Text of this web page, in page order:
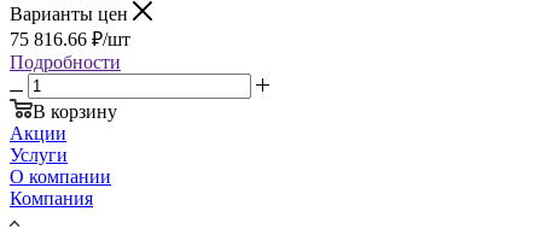
Варианты цен
75 816.66 ₽/шт
Подробности
В корзину
Акции
Услуги
О компании
Компания